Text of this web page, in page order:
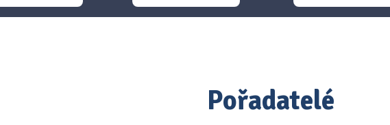
Pořadatelé